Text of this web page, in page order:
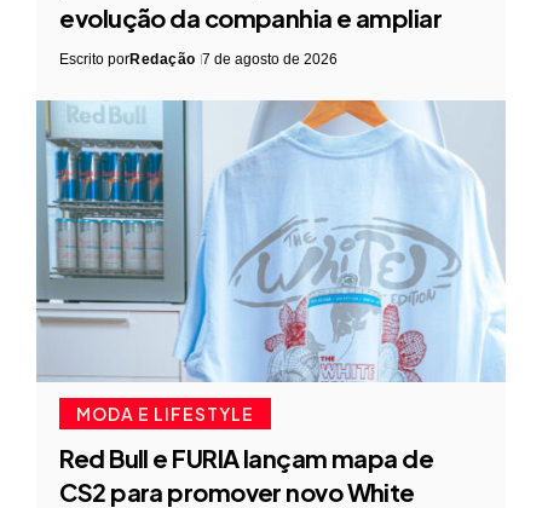
evolução da companhia e ampliar
Escrito porRedação 7 de agosto de 2026
MODA E LIFESTYLE
Red Bull e FURIA lançam mapa de
CS2 para promover novo White